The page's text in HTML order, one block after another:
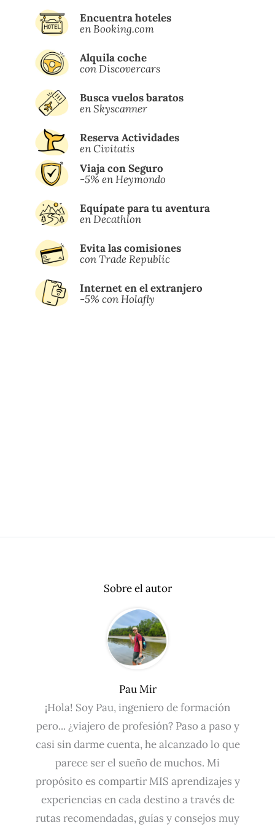
Encuentra hoteles
en Booking.com
Alquila coche
con Discovercars
Busca vuelos baratos
en Skyscanner
Reserva Actividades
en Civitatis
Viaja con Seguro
-5% en Heymondo
Equípate para tu aventura
en Decathlon
Evita las comisiones
con Trade Republic
Internet en el extranjero
-5% con Holafly
Sobre el autor
Pau Mir
¡Hola! Soy Pau, ingeniero de formación
pero... ¿viajero de profesión? Paso a paso y
casi sin darme cuenta, he alcanzado lo que
parece ser el sueño de muchos. Mi
propósito es compartir MIS aprendizajes y
experiencias en cada destino a través de
rutas recomendadas, guías y consejos muy